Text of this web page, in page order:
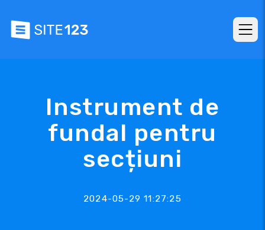
Instrument de
fundal pentru
secțiuni
2024-05-29 11:27:25